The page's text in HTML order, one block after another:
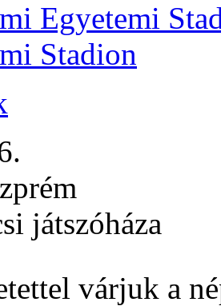
Egyetemi
Stadion
játszóháza
várjuk a